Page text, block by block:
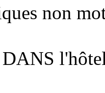
non
DANS